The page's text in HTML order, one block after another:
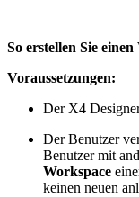
So erstellen Sie
Voraussetzungen:
Der X4
Der Benutzer
Benutzer mit
Workspace
keinen neuen